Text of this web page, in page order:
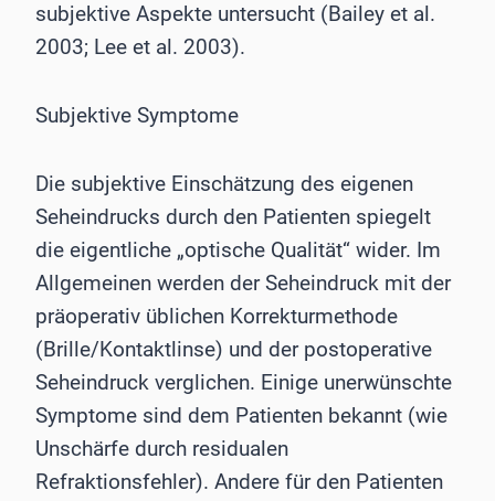
subjektive Aspekte untersucht (Bailey et al.
2003; Lee et al. 2003).
Subjektive Symptome
Die subjektive Einschätzung des eigenen
Seheindrucks durch den Patienten spiegelt
die eigentliche „optische Qualität“ wider. Im
Allgemeinen werden der Seheindruck mit der
präoperativ üblichen Korrekturmethode
(Brille/Kontaktlinse) und der postoperative
Seheindruck verglichen. Einige unerwünschte
Symptome sind dem Patienten bekannt (wie
Unschärfe durch residualen
Refraktionsfehler). Andere für den Patienten